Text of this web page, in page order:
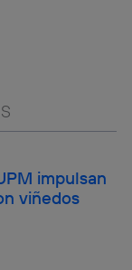
impulsan
viñedos